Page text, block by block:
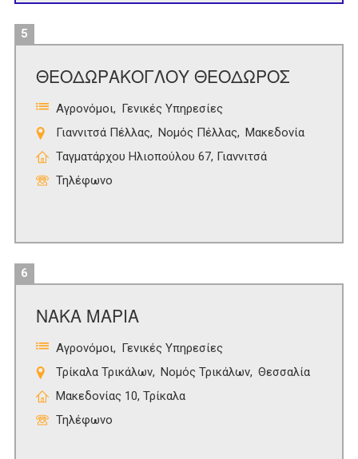
5
ΘΕΟΔΩΡΑΚΟΓΛΟΥ ΘΕΟΔΩΡΟΣ
Αγρονόμοι
Γενικές Υπηρεσίες
Γιαννιτσά Πέλλας
Νομός Πέλλας
Μακεδονία
Ταγματάρχου Ηλιοπούλου 67, Γιαννιτσά
Τηλέφωνο
6
ΝΑΚΑ ΜΑΡΙΑ
Αγρονόμοι
Γενικές Υπηρεσίες
Τρίκαλα Τρικάλων
Νομός Τρικάλων Θεσσαλία
Μακεδονίας 10, Τρίκαλα
Τηλέφωνο